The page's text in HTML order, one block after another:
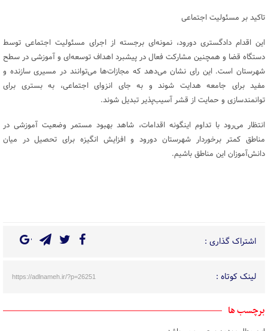
تاکید بر مسئولیت اجتماعی
این اقدام دادگستری دورود، نمونه‌ای برجسته از اجرای مسئولیت اجتماعی توسط
دستگاه قضا و همچنین مشارکت فعال در پیشبرد اهداف توسعه‌ای و آموزشی در سطح
شهرستان است. این رای نشان می‌دهد که مجازات‌ها می‌توانند در مسیری سازنده و
مفید برای جامعه هدایت شوند و به جای انزوای اجتماعی، به بستری برای
توانمندسازی و حمایت از قشر آسیب‌پذیر تبدیل شوند.
انتظار می‌رود با تداوم اینگونه اقدامات، شاهد بهبود مستمر وضعیت آموزشی در
مناطق کمتر برخوردار شهرستان دورود و افزایش انگیزه برای تحصیل در میان
دانش‌آموزان این مناطق باشیم.
اشتراک گذاری :
لینک کوتاه : https://adlnameh.ir/?p=26251
برچسب ها